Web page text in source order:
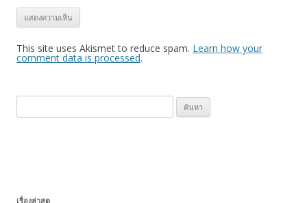
This site uses Akismet to reduce spam. Learn how your
comment data is processed.
น
เรื่องล่าสุด